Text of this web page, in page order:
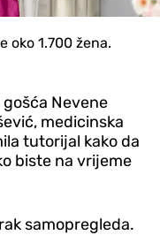
oko 1.700 žena.
Nevene
medicinska
tutorijal kako da
biste na vrijeme
samopregleda.